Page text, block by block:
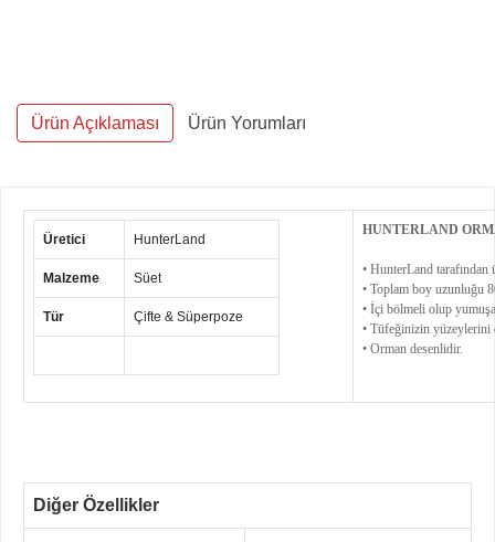
Ürün Açıklaması Ürün Yorumları
Üretici HunterLand
Malzeme Süet
Tür Çifte & Süperpoze
HUNTERLAND
• HunterLand tarafından
• Toplam boy uzunluğu
• İçi bölmeli olup
• Tüfeğinizin yüzeylerini
• Orman desenlidir.
Diğer Özellikler